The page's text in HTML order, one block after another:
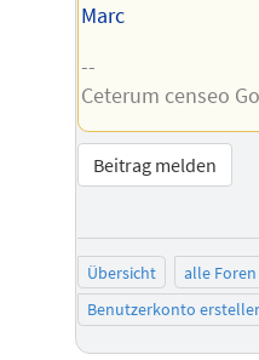
Marc
--
Ceterum censeo
Beitrag melden
Übersicht alle Foren
Benutzerkonto